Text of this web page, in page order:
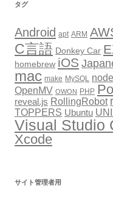
ン
タグ
Android apt ARM
C言語 Donkey Car
homebrew iOS
mac make MySQL
OpenMV OWON PHP
reveal.js RollingRobot
TOPPERS Ubuntu
Visual Studio
Xcode
サイト管理者用